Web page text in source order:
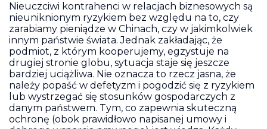
Nieuczciwi kontrahenci w relacjach biznesowych są
nieuniknionym ryzykiem bez względu na to, czy
zarabiamy pieniądze w Chinach, czy w jakimkolwiek
innym państwie świata. Jednak zakładając, że
podmiot, z którym kooperujemy, egzystuje na
drugiej stronie globu, sytuacja staje się jeszcze
bardziej uciążliwa. Nie oznacza to rzecz jasna, że
należy popaść w defetyzm i pogodzić się z ryzykiem
lub wystrzegać się stosunków gospodarczych z
danym państwem. Tym, co zapewnia skuteczną
ochronę (obok prawidłowo napisanej umowy i